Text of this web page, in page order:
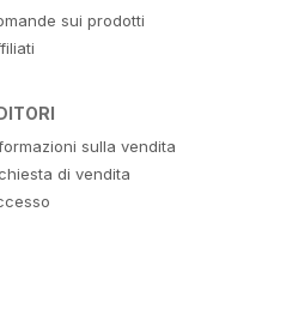
sui prodotti
sulla vendita
di vendita